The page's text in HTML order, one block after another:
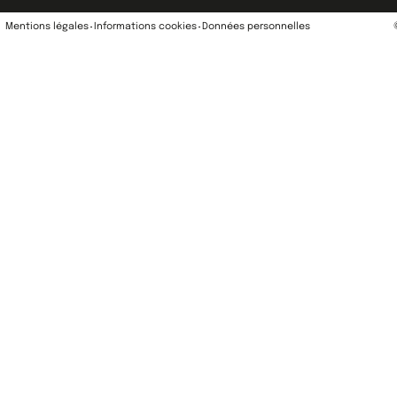
Mentions légales Informations cookies Données personnelles